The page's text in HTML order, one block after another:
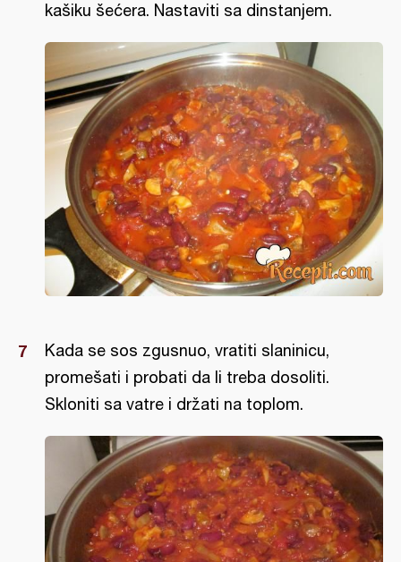
kašiku šećera. Nastaviti sa dinstanjem.
Kada se sos zgusnuo, vratiti slaninicu,
promešati i probati da li treba dosoliti.
Skloniti sa vatre i držati na toplom.